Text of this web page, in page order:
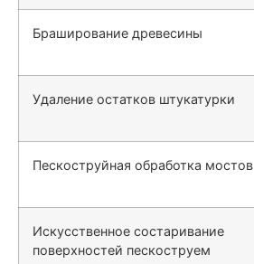
Браширование древесины
Удаление остатков штукатурки
Пескоструйная обработка мостов
Искусственное состаривание
поверхностей пескоструем